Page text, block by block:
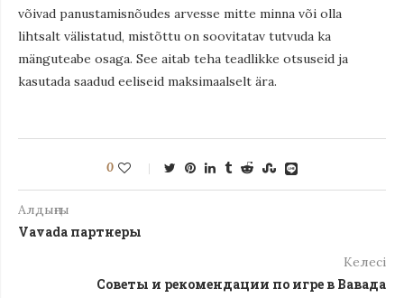
võivad panustamisnõudes arvesse mitte minna või olla
lihtsalt välistatud, mistõttu on soovitatav tutvuda ka
mänguteabe osaga. See aitab teha teadlikke otsuseid ja
kasutada saadud eeliseid maksimaalselt ära.
0
Алдыңғы
Vavada партнеры
Келесі
Советы и рекомендации по игре в Вавада